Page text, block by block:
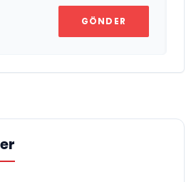
GÖNDER